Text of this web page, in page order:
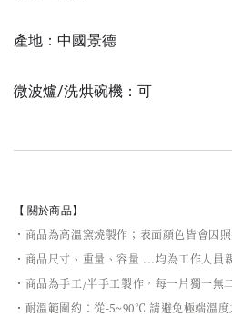
產地：中國景德
微波爐/洗烘碗機：可
【 關於商品】
・商品為高溫窯燒製作；表面顏色皆會因
・商品尺寸、重量、容量 ...均為工作人員
・商品為手工/半手工製作，每一片獨一無
・耐溫範圍約：從-5~90℃ 請避免極端溫度